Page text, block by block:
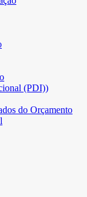
(PDI))
do Orçamento